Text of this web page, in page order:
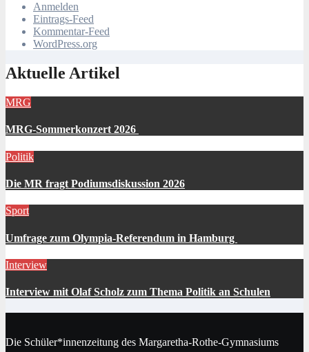
Anmelden
Eintrags-Feed
Kommentar-Feed
WordPress.org
Aktuelle Artikel
MRG
MRG-Sommerkonzert 2026
Politik
Die MR fragt Podiumsdiskussion 2026
Sport
Umfrage zum Olympia-Referendum in Hamburg
Interview
Interview mit Olaf Scholz zum Thema Politik an Schulen
Die Schüler*innenzeitung des Margaretha-Rothe-Gymnasiums